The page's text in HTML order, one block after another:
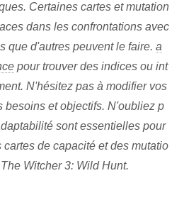
Certaines cartes et mutation
dans les confrontations avec
que d'autres peuvent le faire. a
pour trouver des indices ou int
N'hésitez pas à modifier vos
besoins et objectifs. N'oubliez p
sont essentielles pour
de capacité et des mutatio
Witcher 3: Wild Hunt.